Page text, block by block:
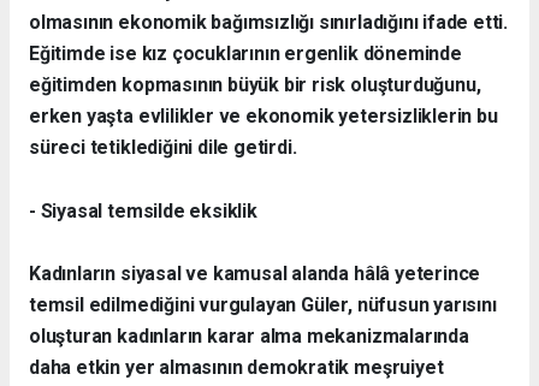
olmasının ekonomik bağımsızlığı sınırladığını ifade etti.
Eğitimde ise kız çocuklarının ergenlik döneminde
eğitimden kopmasının büyük bir risk oluşturduğunu,
erken yaşta evlilikler ve ekonomik yetersizliklerin bu
süreci tetiklediğini dile getirdi.
- Siyasal temsilde eksiklik
Kadınların siyasal ve kamusal alanda hâlâ yeterince
temsil edilmediğini vurgulayan Güler, nüfusun yarısını
oluşturan kadınların karar alma mekanizmalarında
daha etkin yer almasının demokratik meşruiyet